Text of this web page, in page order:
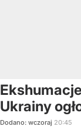
Ukrainy
Dodano: wczoraj 20:45